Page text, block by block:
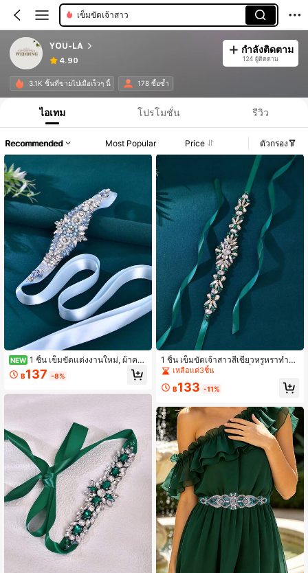
เข็มขัดเจ้าสาว
YOU-LA
4.90
กำลังติดตาม
124 ผู้ติดตาม
3.1K ชิ้นที่ขายไปเมื่อเร็วๆ นี้ 178 ซื้อซ้ำ
ไอเทม โปรโมชั่น รีวิว
Recommended Most Popular Price ตัวกรอง
NEW 1 ชิ้น เข็มขัดแต่งงานใหม่, ผ้าคา
ดประดับลูกปัดและเพชรเทียม, อุปกรณ์เ
สริมชุดการแสดงบนเวที, เข็มขัดเพื่อนเ
฿137 -8%
1 ชิ้น เข็มขัดเจ้าสาวสีเขียวหรูหราทำด้
วยมือ, ตกแต่งเอวชุดแฟชั่นเวที, อุปกร
เหลือแค่3ชิ้น
฿133 -11%